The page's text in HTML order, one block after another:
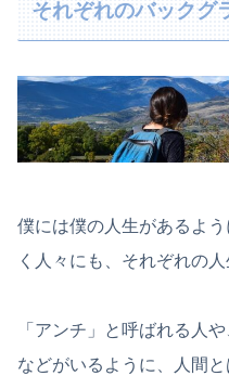
それぞれのバックグ
僕には僕の人生があるよ
く人々にも、それぞれの人
「アンチ」と呼ばれる人
などがいるように、人間